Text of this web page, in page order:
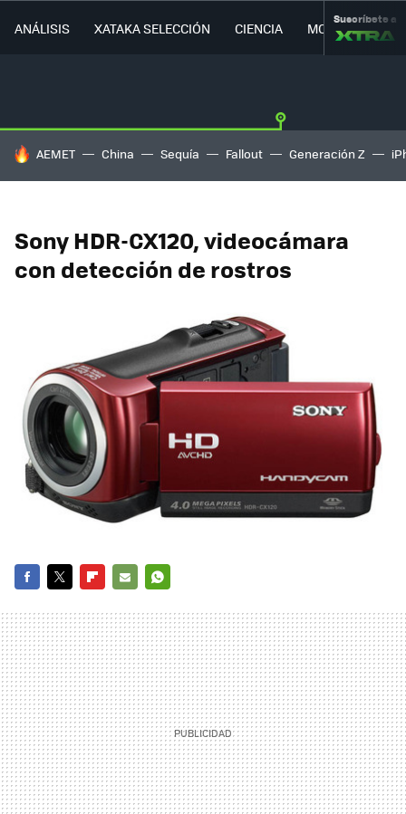
ANÁLISIS XATAKA SELECCIÓN CIENCIA MOVILIDAD
Suscríbete a
HOY SE HABLA DE
AEMET China Sequía Fallout Generación Z
Sony HDR-CX120, videocámara
con detección de rostros
MAIL